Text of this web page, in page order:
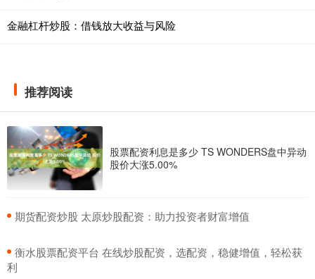
金融杠杆炒股：借钱放大收益与风险
推荐阅读
股票配资利息是多少 TS WONDERS盘中异动
股价大涨5.00%
​期货配资炒股 太原炒股配资：助力投资者财富增值
​衡水股票配资平台 在线炒股配资，选配资，稳健增值，轻松获
利